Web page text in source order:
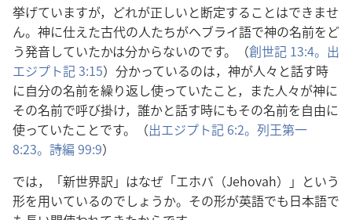
挙げていますが，どれが正しいと断定することはできませ
ん。神に仕えた古代の人たちがヘブライ語で神の名前をど
う発音していたかは分からないのです。（創世記 13:4。 出
エジプト記 3:15）分かっているのは，神が人々と話す時
に自分の名前を繰り返し使っていたこと，また人々が神に
その名前で呼び掛け，誰かと話す時にもその名前を自由に
使っていたことです。（出エジプト記 6:2。 列王第一
8:23。 詩編 99:9）
では，「新世界訳」はなぜ「エホバ（Jehovah）」という
形を用いているのでしょうか。その形が英語でも日本語で